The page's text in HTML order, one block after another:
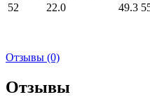
52
22.0 49.3
Отзывы (0)
Отзывы